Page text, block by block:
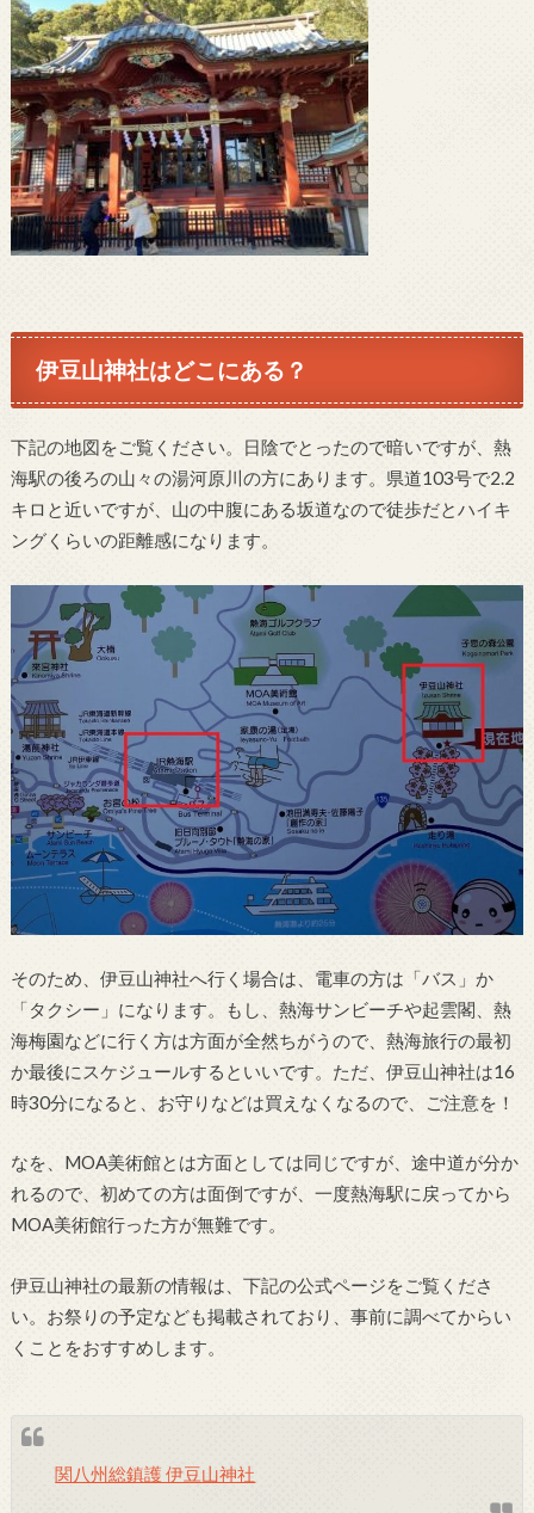
伊豆山神社はどこにある？
下記の地図をご覧ください。日陰でとったので暗いですが、熱
海駅の後ろの山々の湯河原川の方にあります。県道103号で2.2
キロと近いですが、山の中腹にある坂道なので徒歩だとハイキ
ングくらいの距離感になります。
そのため、伊豆山神社へ行く場合は、電車の方は「バス」か
「タクシー」になります。もし、熱海サンビーチや起雲閣、熱
海梅園などに行く方は方面が全然ちがうので、熱海旅行の最初
か最後にスケジュールするといいです。ただ、伊豆山神社は16
時30分になると、お守りなどは買えなくなるので、ご注意を！
なを、MOA美術館とは方面としては同じですが、途中道が分か
れるので、初めての方は面倒ですが、一度熱海駅に戻ってから
MOA美術館行った方が無難です。
伊豆山神社の最新の情報は、下記の公式ページをご覧くださ
い。お祭りの予定なども掲載されており、事前に調べてからい
くことをおすすめします。
関八州総鎮護 伊豆山神社